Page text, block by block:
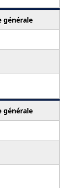
générale
générale